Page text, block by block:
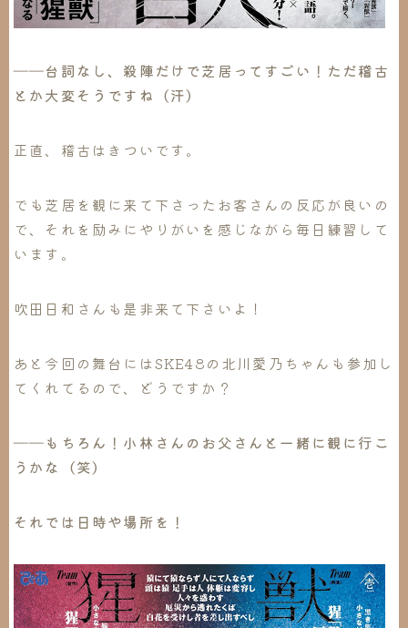
――台詞なし、殺陣だけで芝居ってすごい！ ただ稽古
とか大変そうですね（汗）
正直、稽古はきついです。
でも芝居を観に来て下さったお客さんの反応が良いの
で、それを励みにやりがいを感じながら毎日練習して
います。
吹田日和さんも是非来て下さいよ！
あと今回の舞台にはSKE48の北川愛乃ちゃんも参加し
てくれてるので、どうですか？
――もちろん！小林さんのお父さんと一緒に観に行こ
うかな（笑）
それでは日時や場所を！